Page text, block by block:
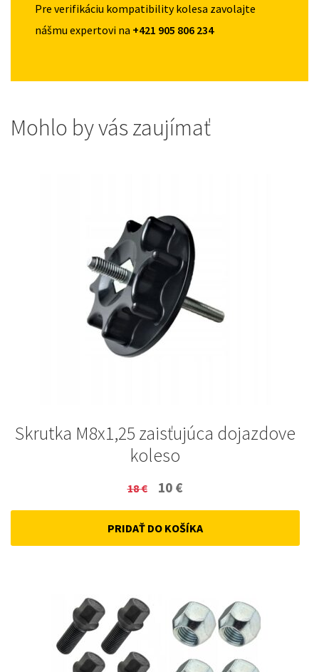
Pre verifikáciu kompatibility kolesa zavolajte
nášmu expertovi na +421 905 806 234
Mohlo by vás zaujímať
Skrutka M8x1,25 zaisťujúca dojazdove
koleso
18€
Original
price
was:
10 €
price
is:
PRIDAŤ DO KOŠÍKA